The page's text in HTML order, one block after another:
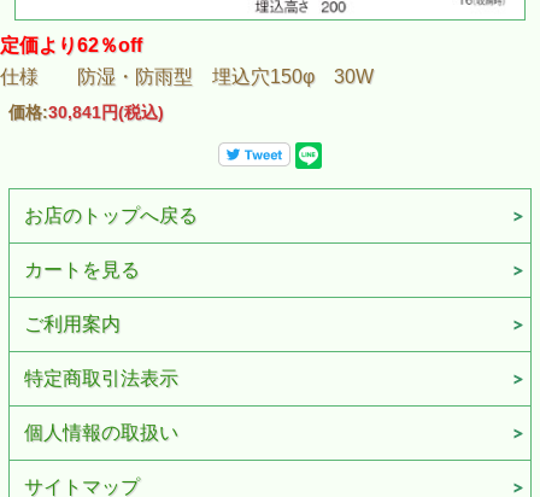
定価より62％off
仕様 防湿・防雨型 埋込穴150φ 30W
価格:30,841円(税込)
お店のトップへ戻る
カートを見る
ご利用案内
特定商取引法表示
個人情報の取扱い
サイトマップ